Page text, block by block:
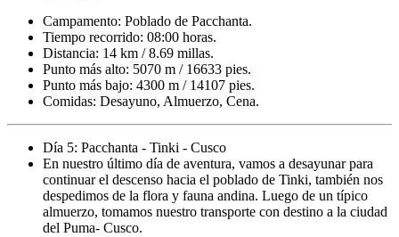
Campamento: Poblado de Pacchanta.
Tiempo recorrido: 08:00 horas.
Distancia: 14 km / 8.69 millas.
Punto más alto: 5070 m / 16633 pies.
Punto más bajo: 4300 m / 14107 pies.
Comidas: Desayuno, Almuerzo, Cena.
Día 5: Pacchanta - Tinki - Cusco
En nuestro último día de aventura, vamos a desayunar para
continuar el descenso hacia el poblado de Tinki, también nos
despedimos de la flora y fauna andina. Luego de un típico
almuerzo, tomamos nuestro transporte con destino a la ciudad
del Puma- Cusco.